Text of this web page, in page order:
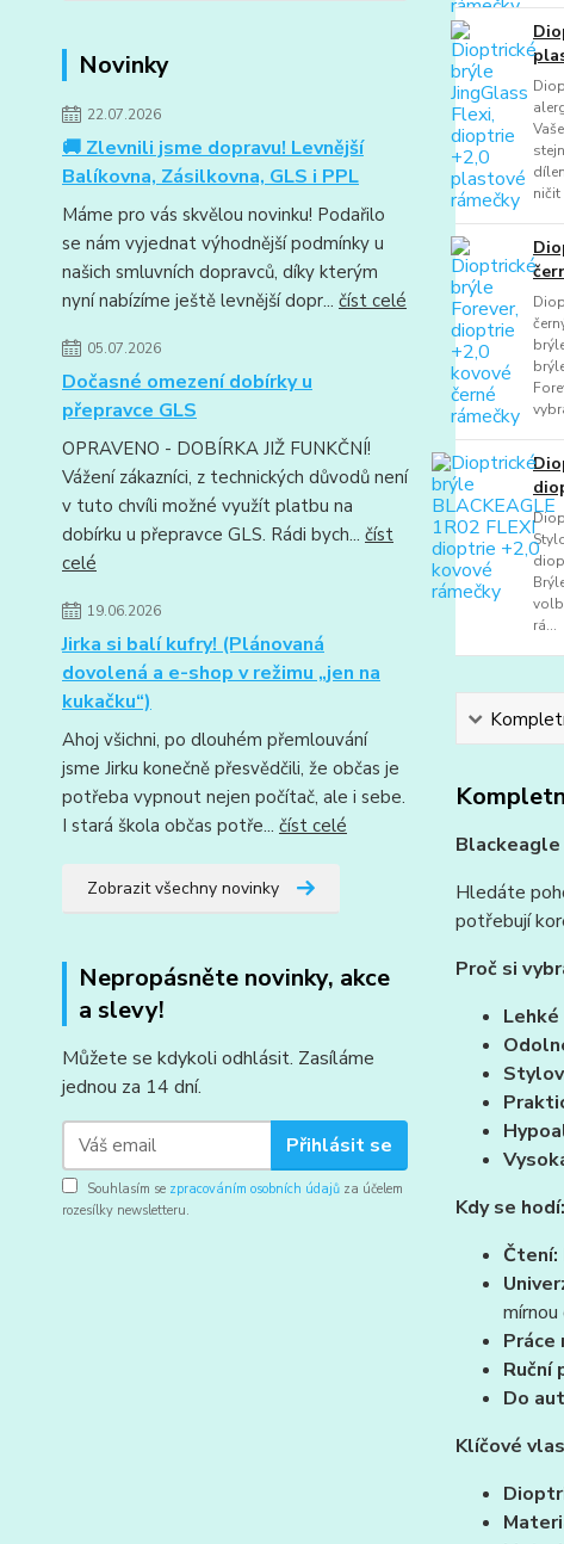
Novinky
22.07.2026
🚚 Zlevnili jsme dopravu! Levnější
Balíkovna, Zásilkovna, GLS i PPL
Máme pro vás skvělou novinku! Podařilo
se nám vyjednat výhodnější podmínky u
našich smluvních dopravců, díky kterým
nyní nabízíme ještě levnější dopr... číst celé
05.07.2026
Dočasné omezení dobírky u
přepravce GLS
OPRAVENO - DOBÍRKA JIŽ FUNKČNÍ!
Vážení zákazníci, z technických důvodů není
v tuto chvíli možné využít platbu na
dobírku u přepravce GLS. Rádi bych... číst
celé
19.06.2026
Jirka si balí kufry! (Plánovaná
dovolená a e-shop v režimu „jen na
kukačku“)
Ahoj všichni, po dlouhém přemlouvání
jsme Jirku konečně přesvědčili, že občas je
potřeba vypnout nejen počítač, ale i sebe.
I stará škola občas potře... číst celé
Zobrazit všechny novinky
Nepropásněte novinky, akce
a slevy!
Můžete se kdykoli odhlásit. Zasíláme
jednou za 14 dní.
Přihlásit se
Souhlasím se zpracováním osobních údajů za účelem
rozesílky newsletteru.
rá...
Hledáte
potřebují
Proč si
Kdy se hodí:
Čtení:
Práce
Ruční
Do
Klíčové